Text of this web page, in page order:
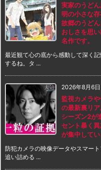
実家のうど
明の小さな
故郷のうど
おしさを思
名作です。
最近観て心の底から感動して深く
するね。タ ...
2026年8月6日
監視カメラ
の最新裏リ
シーズン2が
セント暴く
が集中して
防犯カメラの映像データやスマー
追い詰める ...